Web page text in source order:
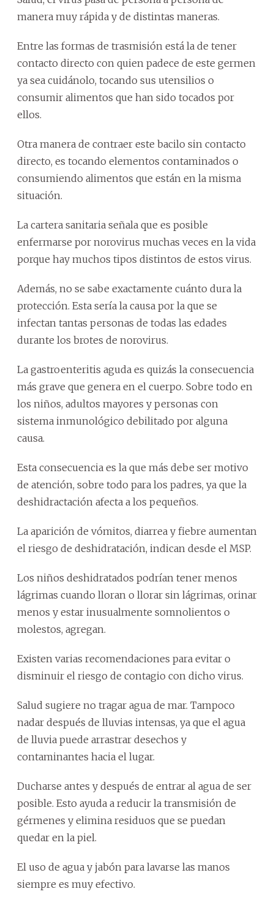
manera muy rápida y de distintas maneras.
Entre las formas de trasmisión está la de tener
contacto directo con quien padece de este germen
ya sea cuidánolo, tocando sus utensilios o
consumir alimentos que han sido tocados por
ellos.
Otra manera de contraer este bacilo sin contacto
directo, es tocando elementos contaminados o
consumiendo alimentos que están en la misma
situación.
La cartera sanitaria señala que es posible
enfermarse por norovirus muchas veces en la vida
porque hay muchos tipos distintos de estos virus.
Además, no se sabe exactamente cuánto dura la
protección. Esta sería la causa por la que se
infectan tantas personas de todas las edades
durante los brotes de norovirus.
La gastroenteritis aguda es quizás la consecuencia
más grave que genera en el cuerpo. Sobre todo en
los niños, adultos mayores y personas con
sistema inmunológico debilitado por alguna
causa.
Esta consecuencia es la que más debe ser motivo
de atención, sobre todo para los padres, ya que la
deshidractación afecta a los pequeños.
La aparición de vómitos, diarrea y fiebre aumentan
el riesgo de deshidratación, indican desde el MSP.
Los niños deshidratados podrían tener menos
lágrimas cuando lloran o llorar sin lágrimas, orinar
menos y estar inusualmente somnolientos o
molestos, agregan.
Existen varias recomendaciones para evitar o
disminuir el riesgo de contagio con dicho virus.
Salud sugiere no tragar agua de mar. Tampoco
nadar después de lluvias intensas, ya que el agua
de lluvia puede arrastrar desechos y
contaminantes hacia el lugar.
Ducharse antes y después de entrar al agua de ser
posible. Esto ayuda a reducir la transmisión de
gérmenes y elimina residuos que se puedan
quedar en la piel.
El uso de agua y jabón para lavarse las manos
siempre es muy efectivo.